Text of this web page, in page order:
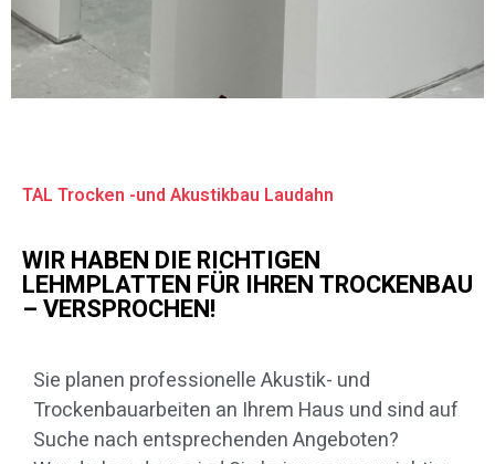
TAL Trocken -und Akustikbau Laudahn
WIR HABEN DIE RICHTIGEN
LEHMPLATTEN FÜR IHREN TROCKENBAU
– VERSPROCHEN!
Sie planen professionelle Akustik- und
Trockenbauarbeiten an Ihrem Haus und sind auf
Suche nach entsprechenden Angeboten?